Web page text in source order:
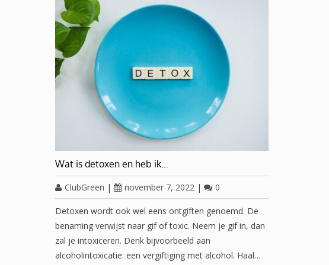
Wat is detoxen en heb ik…
ClubGreen | november 7, 2022 | 0
Detoxen wordt ook wel eens ontgiften genoemd. De
benaming verwijst naar gif of toxic. Neem je gif in, dan
zal je intoxiceren. Denk bijvoorbeeld aan
alcoholintoxicatie: een vergiftiging met alcohol. Haal…